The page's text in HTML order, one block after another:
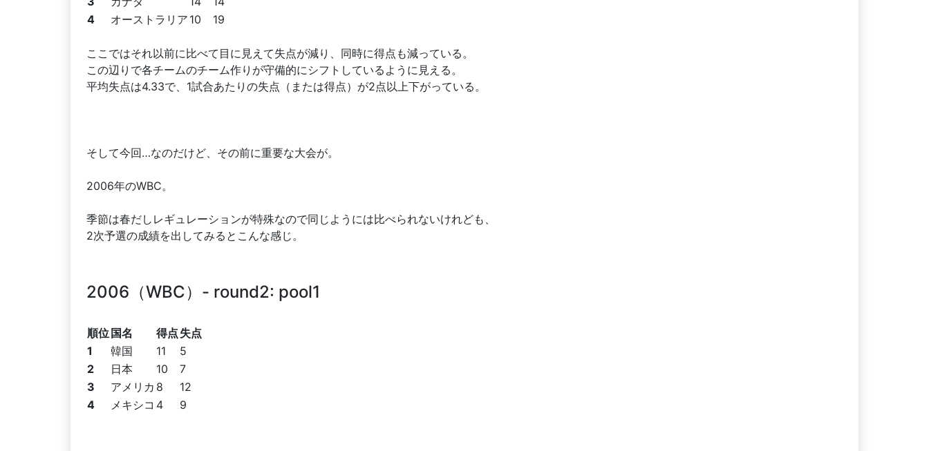
4
オーストラリア 10 19
ここではそれ以前に比べて目に見えて失点が減り、同時に得点も減っている。
この辺りで各チームのチーム作りが守備的にシフトしているように見える。
平均失点は4.33で、1試合あたりの失点（または得点）が2点以上下がっている。
そして今回…なのだけど、その前に重要な大会が。
2006年のWBC。
季節は春だしレギュレーションが特殊なので同じようには比べられないけれども、
2次予選の成績を出してみるとこんな感じ。
2006（WBC）- round2: pool1
順位 国名 得点 失点
1
韓国 11
5
2
日本 10
7
3
アメリカ 8
12
4
メキシコ 4 9